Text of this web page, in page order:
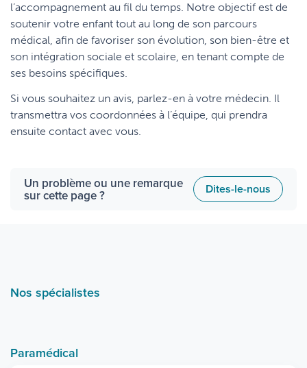
l’accompagnement au fil du temps. Notre objectif est de
soutenir votre enfant tout au long de son parcours
médical, afin de favoriser son évolution, son bien-être et
son intégration sociale et scolaire, en tenant compte de
ses besoins spécifiques.
Si vous souhaitez un avis, parlez-en à votre médecin. Il
transmettra vos coordonnées à l’équipe, qui prendra
ensuite contact avec vous.
Un problème ou une remarque
sur cette page ? Dites-le-nous
Nos spécialistes
Paramédical